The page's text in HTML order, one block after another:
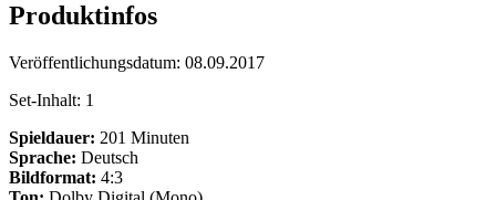
Produktinfos
Veröffentlichungsdatum: 08.09.2017
Set-Inhalt: 1
Spieldauer: 201 Minuten
Sprache: Deutsch
Bildformat: 4:3